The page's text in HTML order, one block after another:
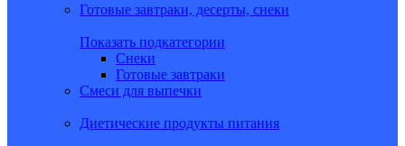
Готовые завтраки, десерты, снеки
Показать подкатегории
Снеки
Готовые завтраки
Смеси для выпечки
Диетические продукты питания